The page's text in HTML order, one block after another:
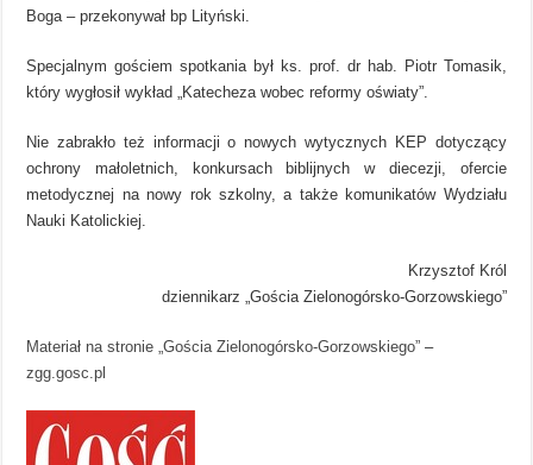
Boga – przekonywał bp Lityński.
Specjalnym gościem spotkania był ks. prof. dr hab. Piotr Tomasik,
który wygłosił wykład „Katecheza wobec reformy oświaty”.
Nie zabrakło też informacji o nowych wytycznych KEP dotyczący
ochrony małoletnich, konkursach biblijnych w diecezji, ofercie
metodycznej na nowy rok szkolny, a także komunikatów Wydziału
Nauki Katolickiej.
Krzysztof Król
dziennikarz „Gościa Zielonogórsko-Gorzowskiego”
Materiał na stronie „Gościa Zielonogórsko-Gorzowskiego” –
zgg.gosc.pl